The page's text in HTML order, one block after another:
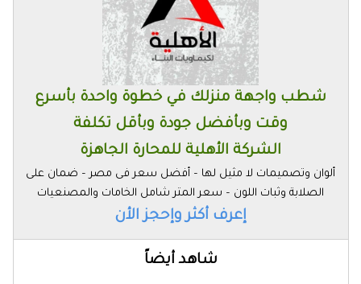
شطب واجهة منزلك في خطوة واحدة بأسرع
وقت وبأفضل جودة وبأقل تكلفة
الشركة الأهلية للمحارة الجاهزة
ألوان وتصميمات لا مثيل لها – أفضل سعر فى مصر – ضمان على
الصلابة وثبات اللون – سعر المتر شامل الخامات والمصنعيات
إعرف أكثر وإحجز الأن
شاهد أيضاً